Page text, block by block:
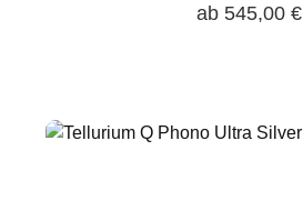
ab 545,00 €